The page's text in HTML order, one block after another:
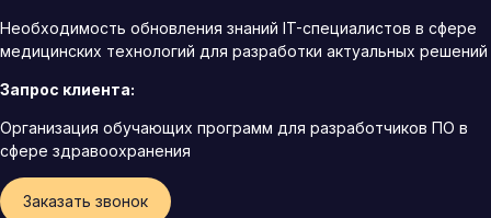
Необходимость обновления знаний IT-специалистов в сфере
медицинских технологий для разработки актуальных решений
Запрос клиента:
Организация обучающих программ для разработчиков ПО в
сфере здравоохранения
Заказать звонок